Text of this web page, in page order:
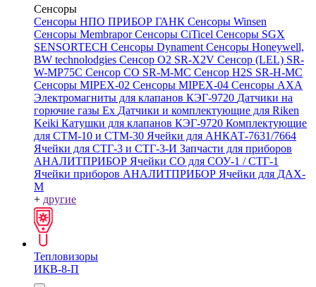
Сенсоры
Сенсоры НПО ПРИБОР ГАНК Сенсоры Winsen
Сенсоры MembraporСенсоры CiTicel Сенсоры SGX
SENSORTECH Сенсоры Dynament Сенсоры Honeywell,
BW technolodgies Сенсор O2 SR-X2V Сенсор (LEL) SR-
W-MP75C Сенсор CO SR-M-MC Сенсор H2S SR-H-MC
Сенсоры MIPEX-02 Сенсоры MIPEX-04 Сенсоры АХА
Электромагниты для клапанов КЭГ-9720 Датчики на
горючие газы Ex Датчики и комплектующие для Riken
Keiki Катушки для клапанов КЭГ-9720 Комплектующие
для СТМ-10 и СТМ-30 Ячейки для АНКАТ-7631/7664
Ячейки для СТГ-3 и СТГ-3-И Запчасти для приборов
АНАЛИТПРИБОР Ячейки CO для СОУ-1 / СТГ-1
Ячейки приборов АНАЛИТПРИБОР Ячейки для ДАХ-
М
+ другие
Тепловизоры
ИКВ-8-П